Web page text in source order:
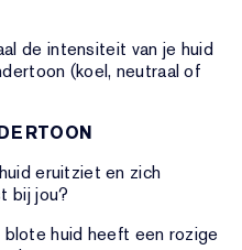
de intensiteit van je huid
(koel, neutraal of
eruitziet en zich
bij jou?
blote huid heeft een rozige